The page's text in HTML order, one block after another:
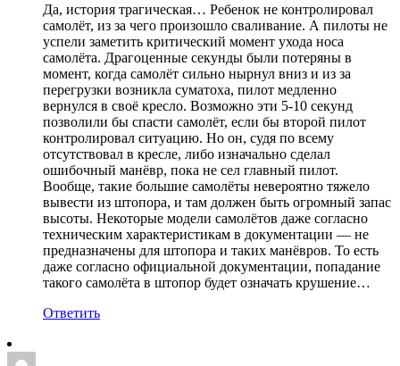
Да, история трагическая… Ребенок не контролировал
самолёт, из за чего произошло сваливание. А пилоты не
успели заметить критический момент ухода носа
самолёта. Драгоценные секунды были потеряны в
момент, когда самолёт сильно нырнул вниз и из за
перегрузки возникла суматоха, пилот медленно
вернулся в своё кресло. Возможно эти 5-10 секунд
позволили бы спасти самолёт, если бы второй пилот
контролировал ситуацию. Но он, судя по всему
отсутствовал в кресле, либо изначально сделал
ошибочный манёвр, пока не сел главный пилот.
Вообще, такие большие самолёты невероятно тяжело
вывести из штопора, и там должен быть огромный запас
высоты. Некоторые модели самолётов даже согласно
техническим характеристикам в документации — не
предназначены для штопора и таких манёвров. То есть
даже согласно официальной документации, попадание
такого самолёта в штопор будет означать крушение…
Ответить